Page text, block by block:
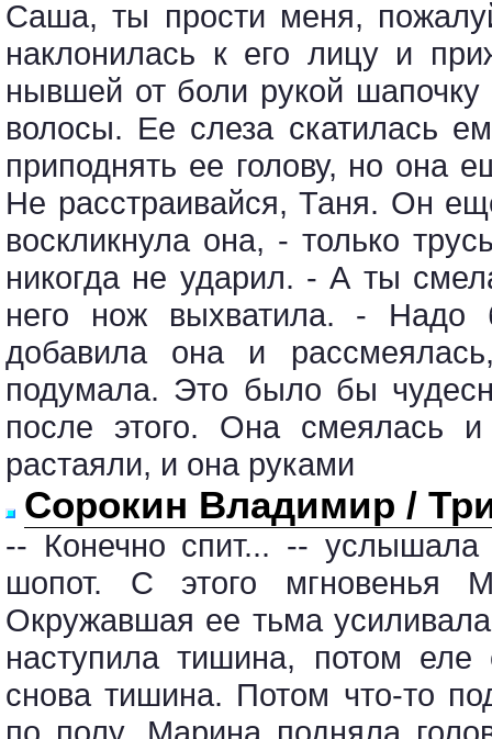
Саша, ты прости меня,
наклонилась к его лицу и
нывшей от боли рукой
волосы. Ее слеза скатилась
приподнять ее голову, но она
Не расстраивайся, Таня. Он
воскликнула она, - только
никогда не ударил. - А ты
него нож выхватила. -
добавила она и
подумала. Это было бы
после этого. Она смеялась
растаяли, и она руками
Сорокин Владимир /
-- Конечно спит... --
шопот. С этого мгновенья
Окружавшая ее тьма
наступила тишина, потом
снова тишина. Потом что-то